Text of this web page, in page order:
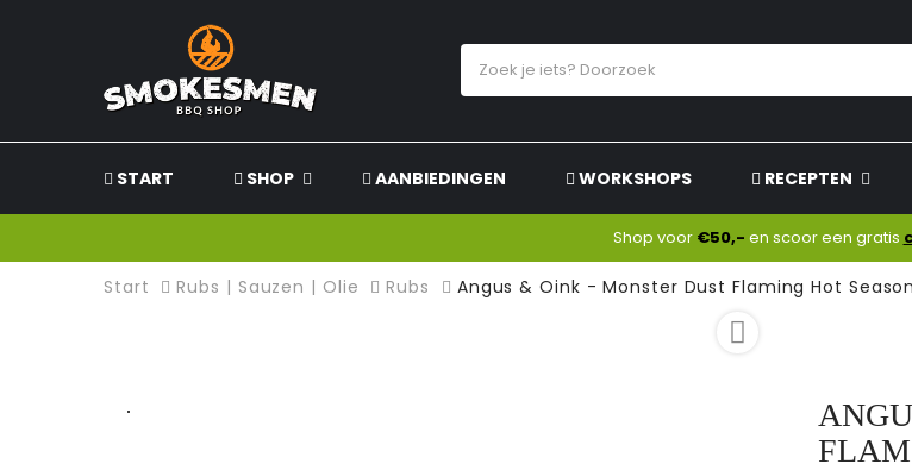
START SHOP AANBIEDINGEN WORKSHOPS RECEPTEN
Shop voor €50,- en scoor een gratis
Start Rubs | Sauzen | Olie Rubs Angus & Oink - Monster Dust Flaming Hot
